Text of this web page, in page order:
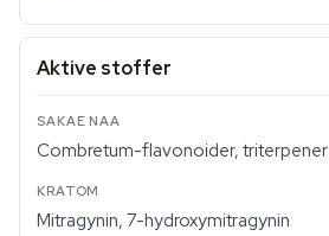
Aktive stoffer
Combretum-flavonoider, triterpener
Mitragynin, 7-hydroxymitragynin